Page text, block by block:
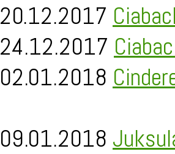
20.12.2017
24.12.2017
02.01.2018
09.01.2018